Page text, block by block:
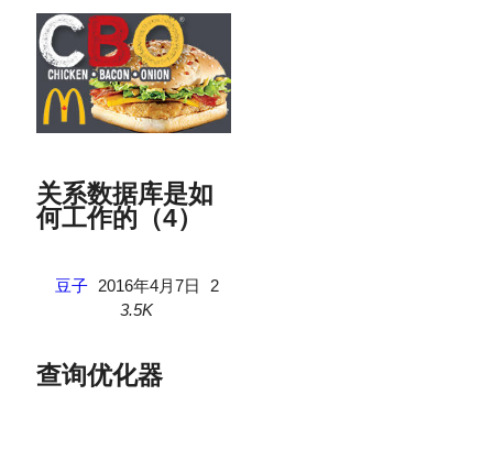
关系数据库是如
何工作的（4）
豆子 2016年4月7日
2
3.5K
查询优化器